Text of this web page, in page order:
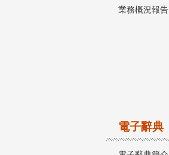
業務概況報告
電子辭典